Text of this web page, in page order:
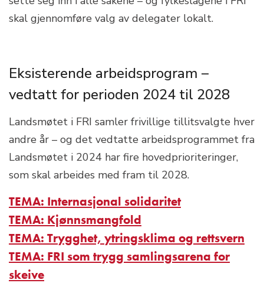
skal gjennomføre valg av delegater lokalt.
Eksisterende arbeidsprogram –
vedtatt for perioden 2024 til 2028
Landsmøtet i FRI samler frivillige tillitsvalgte hver
andre år – og det vedtatte arbeidsprogrammet fra
Landsmøtet i 2024 har fire hovedprioriteringer,
som skal arbeides med fram til 2028.
TEMA: Internasjonal solidaritet
TEMA: Kjønnsmangfold
TEMA: Trygghet, ytringsklima og rettsvern
TEMA: FRI som trygg samlingsarena for
skeive